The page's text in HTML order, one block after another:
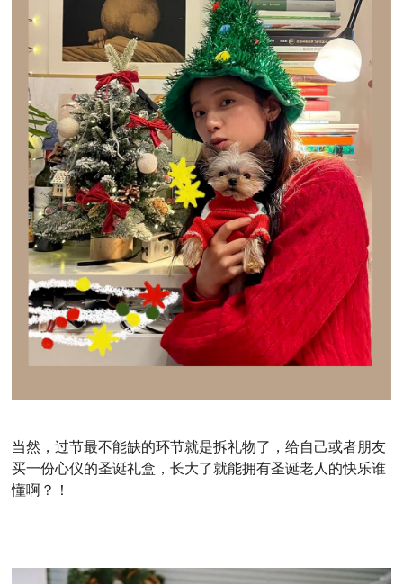
当然，过节最不能缺的环节就是拆礼物了，给自己或者朋友
买一份心仪的圣诞礼盒，长大了就能拥有圣诞老人的快乐谁
懂啊？！